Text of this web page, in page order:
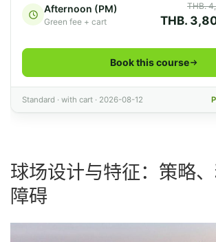
球场设计与特征：策略
障碍